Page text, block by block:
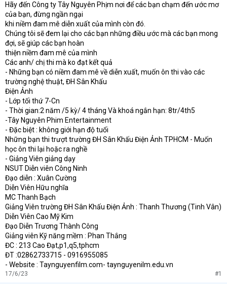
Hãy đến Công ty Tây Nguyên Phịm nơi để các bạn chạm đến ước mơ
của bạn, đừng ngần ngại
khi niềm đam mê diễn xuất của mình còn đó.
Chúng tôi sẽ đem lại cho các bạn những điều ước mà các bạn mong
đợi, sẽ giúp các bạn hoàn
thiện niềm đam mê của mình
Các anh/ chị thi mà ko đạt kết quả
- Những bạn có niềm đam mê về diễn xuất, muốn ôn thi vào các
trường nghệ thuật, ĐH Sân Khấu
Điện Ảnh
- Lớp tối thứ 7-Cn
- Thời gian:2 năm /5 kỳ/ 4 tháng Và khoá ngắn hạn: 8tr/4th5
-Tây Nguyên Phim Entertainment
- Đặc biệt : không giới hạn độ tuổi
Những bạn thi trượt trường ĐH Sân Khấu Điện Ảnh TPHCM - Muốn
học ôn thi lại hoặc ra nghề
- Giảng Viên giảng dạy
NSUT Diễn viên Công Ninh
Đạo diễn : Xuân Cường
Diễn Viên Hữu nghĩa
MC Thanh Bạch
Giảng Viên trường ĐH Sân Khấu Điện Ảnh : Thanh Thương (Tinh Vân)
Diễn Viên Cao Mỹ Kim
Đạo Diễn Trương Thành Công
Giảng viên Kỹ năng mềm : Phan Thắng
ĐC : 213 Cao Đạt,p1,q5,tphcm
ĐT :02862733715 - 0916955085
- Website : Taynguyenfilm.com- taynguyenilm.edu.vn
17/6/23 #1